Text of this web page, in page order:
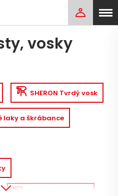
vosky
SHERON Tvrdý vosk
laky a škrábance